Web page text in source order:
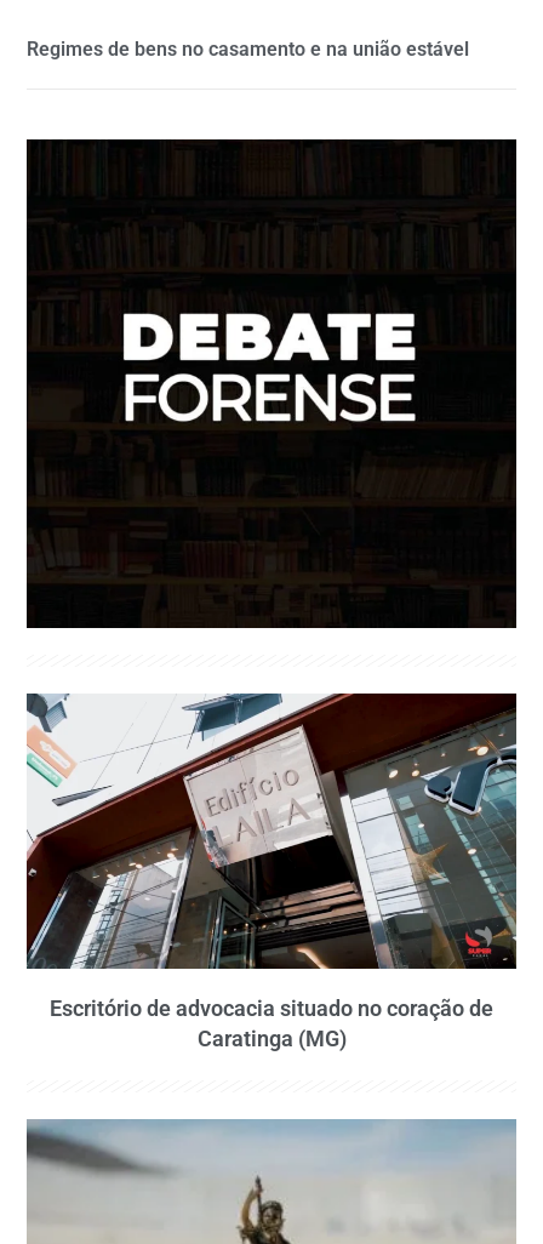
Regimes de bens no casamento e na união estável
Escritório de advocacia situado no coração de
Caratinga (MG)